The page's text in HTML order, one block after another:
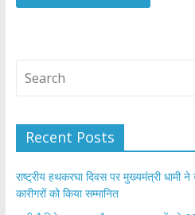
Recent Posts
राष्ट्रीय हथकरघा दिवस पर मुख्यमंत्री धामी
कारीगरों को किया सम्मानित